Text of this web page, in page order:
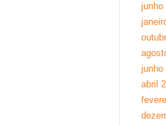
junho
junho
abril